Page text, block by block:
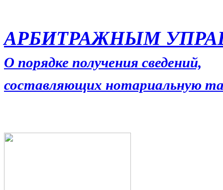
АРБИТРАЖНЫМ
О порядке получения сведений,
составляющих нотариальную